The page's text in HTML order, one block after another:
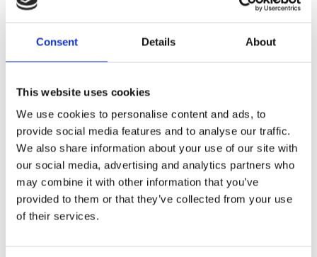
Consent Details About
This website uses cookies
We use cookies to personalise content and ads, to
provide social media features and to analyse our traffic.
We also share information about your use of our site with
our social media, advertising and analytics partners who
may combine it with other information that you’ve
provided to them or that they’ve collected from your use
of their services.
Black Cut finish. High quality sand-cast aluminum.
Dela med dig
F
a
c
e
b
o
o
k
Omdömen
Du